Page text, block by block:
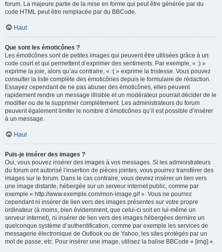
forum. La majeure partie de la mise en forme qui peut être générée par du
code HTML peut être remplacée par du BBCode.
Haut
Que sont les émoticônes ?
Les émoticônes sont de petites images qui peuvent être utilisées grâce à un
code court et qui permettent d’exprimer des sentiments. Par exemple, « :) »
exprime la joie, alors qu’au contraire, « :( » exprime la tristesse. Vous pouvez
consulter la liste complète des émoticônes depuis le formulaire de rédaction.
Essayez cependant de ne pas abuser des émoticônes, elles peuvent
rapidement rendre un message illisible et un modérateur pourrait décider de le
modifier ou de le supprimer complètement. Les administrateurs du forum
peuvent également limiter le nombre d’émoticônes qu’il est possible d’insérer
à un message.
Haut
Puis-je insérer des images ?
Oui, vous pouvez insérer des images à vos messages. Si les administrateurs
du forum ont autorisé l’insertion de pièces jointes, vous pourrez transférer des
images sur le forum. Dans le cas contraire, vous devrez insérer un lien vers
une image distante, hébergée sur un serveur internet public, comme par
exemple « http://www.exemple.com/mon-image.gif ». Vous ne pourrez
cependant ni insérer de lien vers des images présentes sur votre propre
ordinateur (à moins, bien évidemment, que celui-ci soit en lui-même un
serveur internet), ni insérer de lien vers des images hébergées derrière un
quelconque système d’authentification, comme par exemple les services de
messagerie électronique de Outlook ou de Yahoo, les sites protégés par un
mot de passe, etc. Pour insérer une image, utilisez la balise BBCode « [img] ».